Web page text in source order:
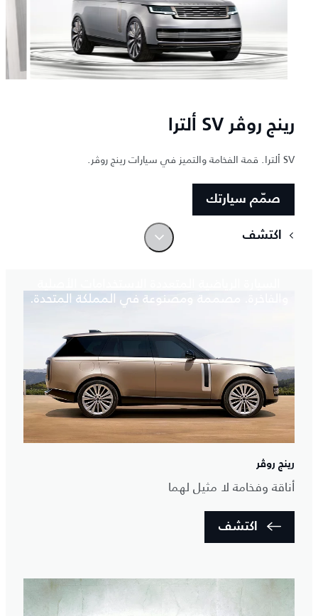
رينج روڤر SV ألترا
SV ألترا. قمة الفخامة والتميز في سيارات رينج روڤر.
صمّم سيارتك
اكتشف
مثال يحتذى به
والفاخرة. مصممة ومصنوعة في المملكة المتحدة.
رينج روڤر
أناقة وفخامة لا مثيل لهما
اكتشف